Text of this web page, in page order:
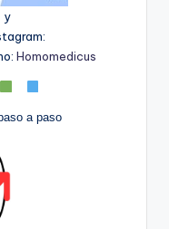
y
Homomedicus
a paso